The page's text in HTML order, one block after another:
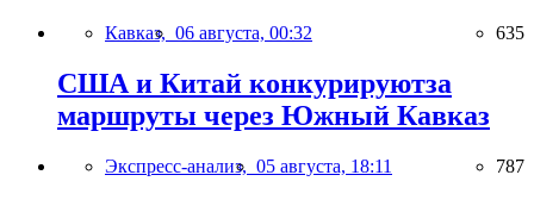
Кавказ, 06 августа, 00:32 635
США и Китай конкурируютза
маршруты через Южный Кавказ
Экспресс-анализ, 05 августа, 18:11 787